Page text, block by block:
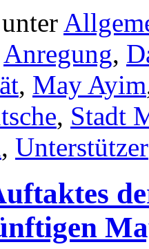
Anregung,
, May Ayim
, Stadt
, Unterstützer